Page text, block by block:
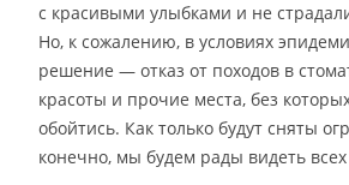
с красивыми улыбками и не
Но, к сожалению, в условиях
решение — отказ от походов в
красоты и прочие места, без
обойтись. Как только будут сняты
конечно, мы будем рады видеть